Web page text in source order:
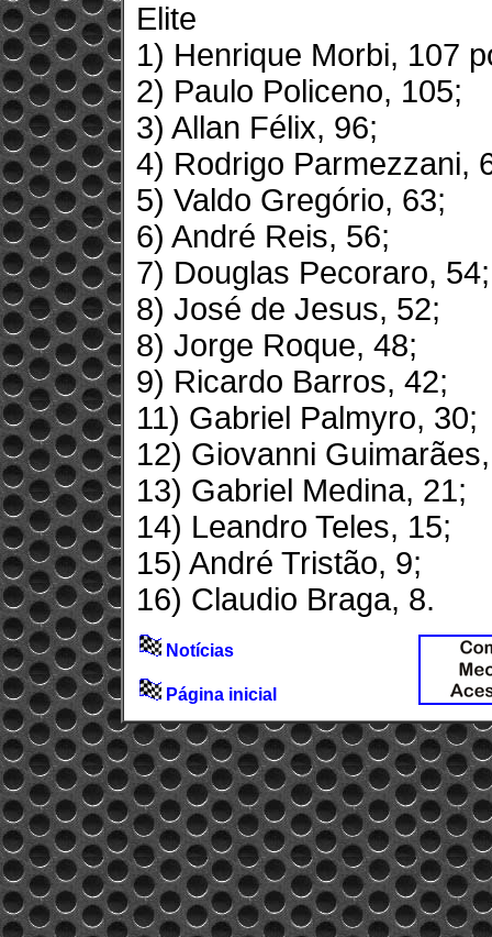
Elite
1) Henrique Morbi, 107
2) Paulo Policeno, 105;
3) Allan Félix, 96;
4) Rodrigo Parmezzani,
5) Valdo Gregório, 63;
6) André Reis, 56;
7) Douglas Pecoraro, 54;
8) José de Jesus, 52;
8) Jorge Roque, 48;
9) Ricardo Barros, 42;
11) Gabriel Palmyro, 30;
12) Giovanni
13) Gabriel Medina, 21;
14) Leandro Teles, 15;
15) André Tristão, 9;
16) Claudio Braga, 8.
Notícias
Página inicial